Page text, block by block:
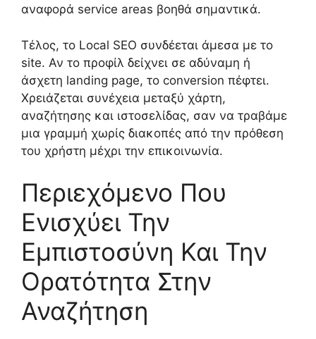
αναφορά service areas βοηθά σημαντικά.
Τέλος, το Local SEO συνδέεται άμεσα με το
site. Αν το προφίλ δείχνει σε αδύναμη ή
άσχετη landing page, το conversion πέφτει.
Χρειάζεται συνέχεια μεταξύ χάρτη,
αναζήτησης και ιστοσελίδας, σαν να τραβάμε
μια γραμμή χωρίς διακοπές από την πρόθεση
του χρήστη μέχρι την επικοινωνία.
Περιεχόμενο Που
Ενισχύει Την
Εμπιστοσύνη Και Την
Ορατότητα Στην
Αναζήτηση